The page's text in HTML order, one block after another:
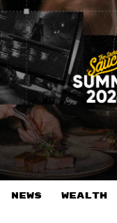
NEWS WEALTH